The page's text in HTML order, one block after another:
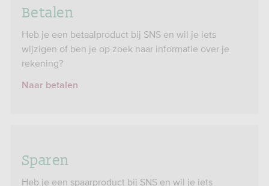
Betalen
Heb je een betaalproduct bij SNS en wil je iets
wijzigen of ben je op zoek naar informatie over je
rekening?
Naar betalen
Sparen
Heb je een spaarproduct bij SNS en wil je iets